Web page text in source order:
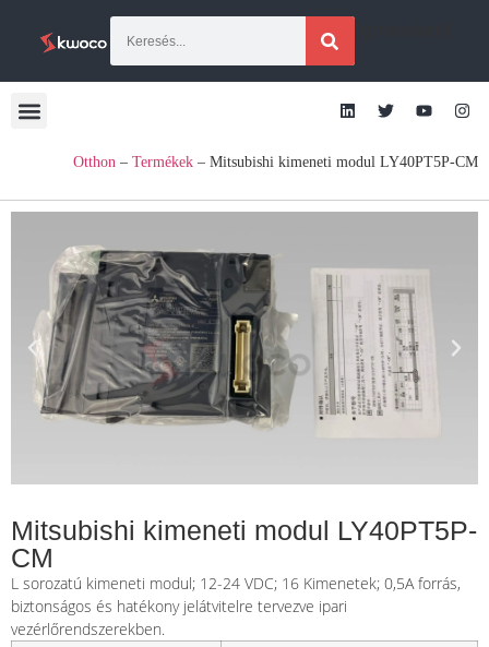
Otthon – Termékek – Mitsubishi kimeneti modul LY40PT5P-CM
Mitsubishi kimeneti modul LY40PT5P-
CM
L sorozatú kimeneti modul; 12-24 VDC; 16 Kimenetek; 0,5A forrás,
biztonságos és hatékony jelátvitelre tervezve ipari
vezérlőrendszerekben.